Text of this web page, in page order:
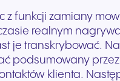
z funkcji zamiany
realnym
je transkrybować.
podsumowany
klienta.